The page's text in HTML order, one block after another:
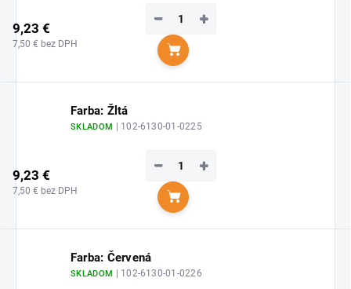
9,23 €
7,50 € bez DPH
+
−
Do košíka
Farba: Žltá
SKLADOM | 102-6130-01-0225
9,23 €
7,50 € bez DPH
+
−
Do košíka
Farba: Červená
SKLADOM | 102-6130-01-0226